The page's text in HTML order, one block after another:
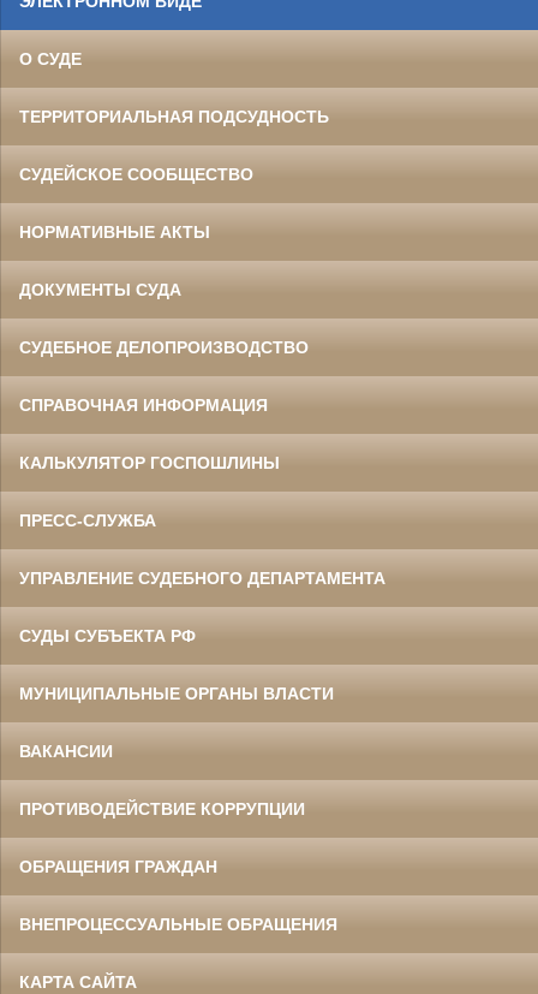
О СУДЕ
ТЕРРИТОРИАЛЬНАЯ ПОДСУДНОСТЬ
СУДЕЙСКОЕ СООБЩЕСТВО
НОРМАТИВНЫЕ АКТЫ
ДОКУМЕНТЫ СУДА
СУДЕБНОЕ ДЕЛОПРОИЗВОДСТВО
СПРАВОЧНАЯ ИНФОРМАЦИЯ
КАЛЬКУЛЯТОР ГОСПОШЛИНЫ
ПРЕСС-СЛУЖБА
УПРАВЛЕНИЕ СУДЕБНОГО ДЕПАРТАМЕНТА
СУДЫ СУБЪЕКТА РФ
МУНИЦИПАЛЬНЫЕ ОРГАНЫ ВЛАСТИ
ВАКАНСИИ
ПРОТИВОДЕЙСТВИЕ КОРРУПЦИИ
ОБРАЩЕНИЯ ГРАЖДАН
ВНЕПРОЦЕССУАЛЬНЫЕ ОБРАЩЕНИЯ
КАРТА САЙТА